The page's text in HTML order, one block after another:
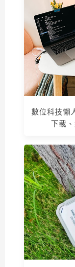
數位科技懶
下載